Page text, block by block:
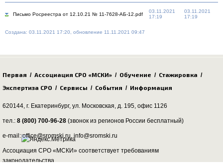
Письмо Росреестра от 12.10.21 № 11-7628-АБ-12.pdf
03.11.2021
17:19
03.11.2021
17:19
Создана: 03.11.2021 17:20, обновление 11.11.2021 09:47
Первая / Ассоциация СРО «МСКИ» / Обучение / Стажировка /
Экспертиза СРО / Сервисы / События / Информация
620144, г. Екатеринбург, ул. Московская, д. 195, офис 1126
тел.: 8 (800) 700-96-28 (звонок из регионов России бесплатный)
e-mail: office@sromski.ru, info@sromski.ru
Ассоциация СРО «МСКИ» соответствует требованиям
законодательства